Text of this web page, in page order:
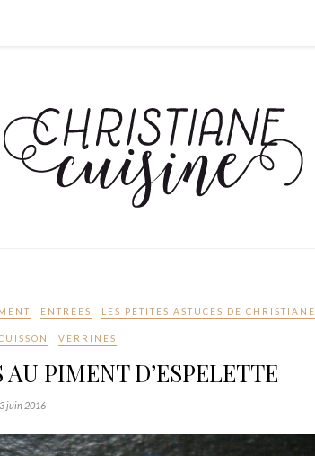
ENTRÉES LES PETITES ASTUCES DE CHRISTIANE
VERRINES
PIMENT D’ESPELETTE
juin 2016